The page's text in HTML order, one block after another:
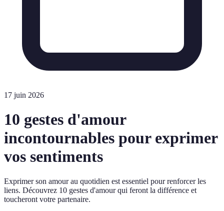
17 juin 2026
10 gestes d'amour
incontournables pour exprimer
vos sentiments
Exprimer son amour au quotidien est essentiel pour renforcer les
liens. Découvrez 10 gestes d'amour qui feront la différence et
toucheront votre partenaire.